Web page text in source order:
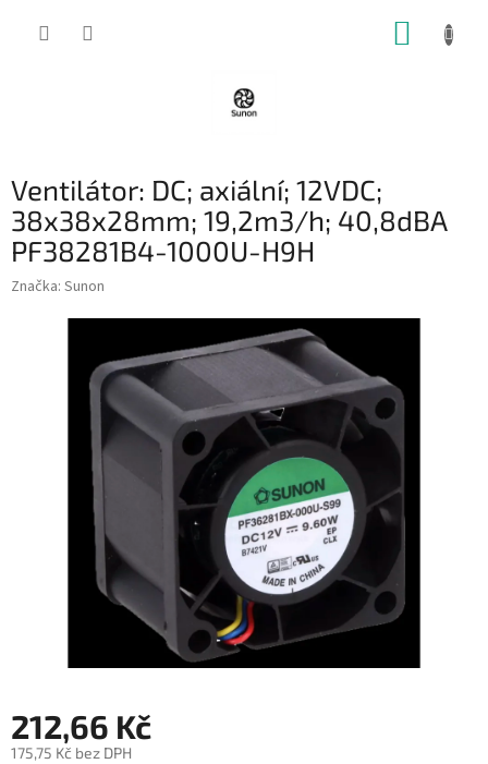
Ventilátor: DC; axiální; 12VDC;
38x38x28mm; 19,2m3/h; 40,8dBA
PF38281B4-1000U-H9H
Značka: Sunon
212,66 Kč
175,75 Kč bez DPH